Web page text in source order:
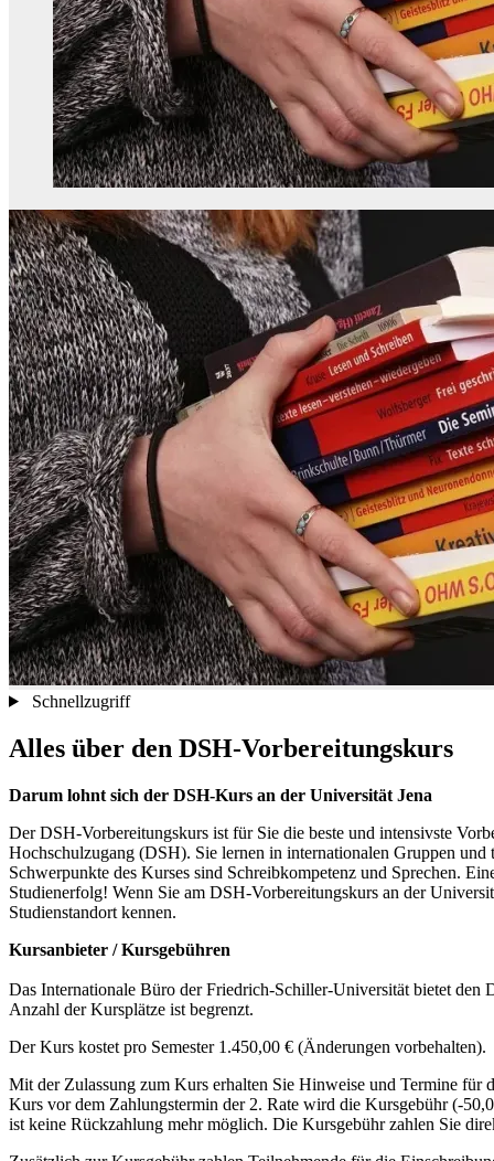
Schnellzugriff
Alles über den DSH-Vorbereitungskurs
Darum lohnt sich der DSH-Kurs an der Universität Jena
Der DSH-Vorbereitungskurs ist für Sie die beste und intensivste
Hochschulzugang (DSH). Sie lernen in internationalen Gruppen
Schwerpunkte des Kurses sind Schreibkompetenz und Sprechen.
Studienerfolg! Wenn Sie am DSH-Vorbereitungskurs an der
Studienstandort kennen.
Kursanbieter / Kursgebühren
Das Internationale Büro der Friedrich-Schiller-Universität bietet den
Anzahl der Kursplätze ist begrenzt.
Der Kurs kostet pro Semester 1.450,00 € (Änderungen vorbehalten).
Mit der Zulassung zum Kurs erhalten Sie Hinweise und Termine
Kurs vor dem Zahlungstermin der 2. Rate wird die Kursgebühr (-
ist keine Rückzahlung mehr möglich. Die Kursgebühr zahlen Sie